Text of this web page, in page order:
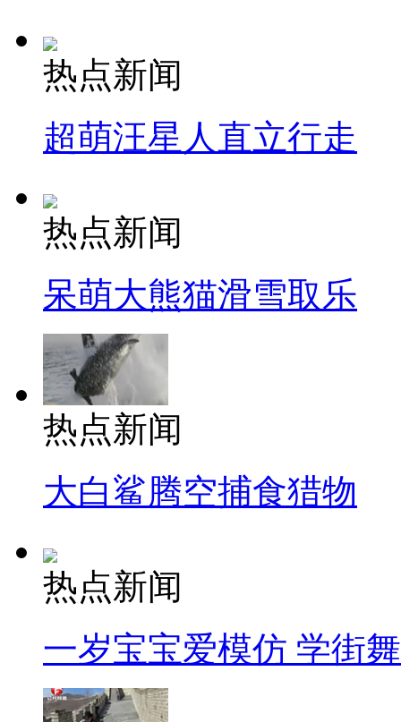
热点新闻
超萌汪星人直立行走
热点新闻
呆萌大熊猫滑雪取乐
热点新闻
大白鲨腾空捕食猎物
热点新闻
一岁宝宝爱模仿 学街